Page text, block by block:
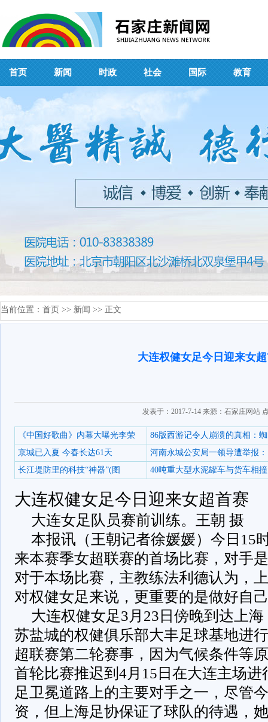
首页 新闻 时政 社会 国际 教育
当前位置： 首页 >> 新闻 >> 正文
大连权健女足今日迎来女
发表于：2017-7-14 来源：石家庄网站
《中国好歌曲》内幕大曝光李荣
86版西游记令人崩溃的真相：蜘
京城已入夏 今春长达61天
河南永城公安局一领导遭举报：
长江堤防里的科技“神器”(图
40吨重大型水泥罐车与货车相撞
大连权健女足今日迎来女超首赛
大连女足队员赛前训练。王朝 摄
本报讯（王朝记者徐媛媛）今日15
来本赛季女超联赛的首场比赛，对手
对于本场比赛，主教练法利德认为，
对权健女足来说，更重要的是做好自
大连权健女足3月23日傍晚到达上
苏盐城的权健俱乐部大丰足球基地进
超联赛第二轮赛事，因为气候条件等
首轮比赛推迟到4月15日在大连主场
足卫冕道路上的主要对手之一，尽管
资，但上海足协保证了球队的待遇，